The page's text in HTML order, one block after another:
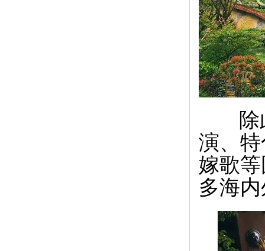
除
演、
嫁歌
多海